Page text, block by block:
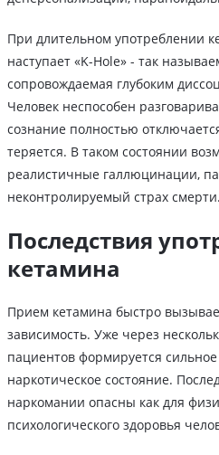
При длительном употреблении
наступает «K-Hole» - так
сопровождаемая глубоким
Человек неспособен
сознание полностью
теряется. В таком состоянии
реалистичные галлюцинации,
неконтролируемый страх смерти.
Последствия
кетамина
Прием кетамина быстро
зависимость. Уже через
пациентов формируется
наркотическое состояние.
наркомании опасны как для
психологического здоровья